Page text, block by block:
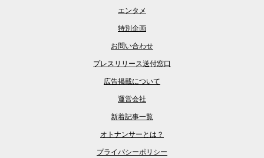
エンタメ
特別企画
お問い合わせ
プレスリリース送付窓口
広告掲載について
運営会社
新着記事一覧
オトナンサーとは？
プライバシーポリシー